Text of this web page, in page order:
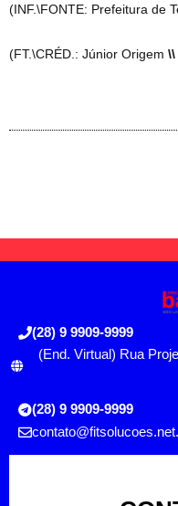
(INF.\FONTE: Prefeitura de
(FT.\CRÉD.: Júnior Origem \\
(28) 9 9909-9999
(End. Virtual) Rua
(28) 9 9909-9999